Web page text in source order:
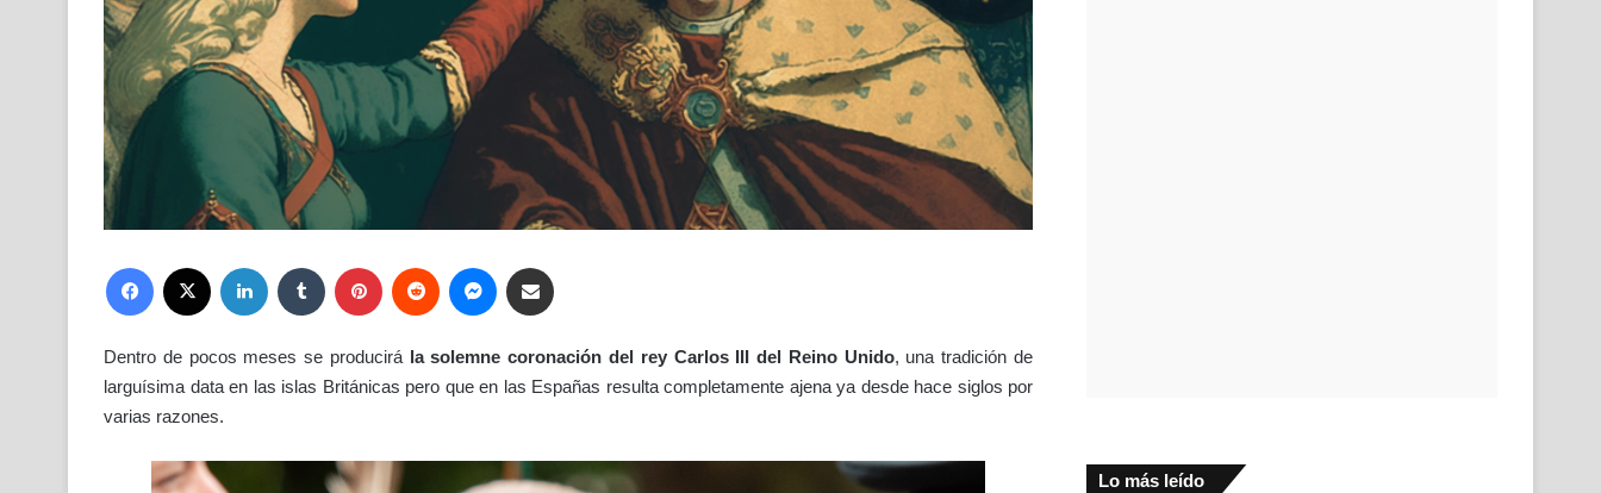
Facebook LinkedIn Tumblr Pinterest Reddit Messenger
Dentro de pocos meses se producirá la solemne coronación del rey Carlos III del Reino Unido, una tradición de
larguísima data en las islas Británicas pero que en las Españas resulta completamente ajena ya desde hace siglos por
varias razones.
Lo más leído